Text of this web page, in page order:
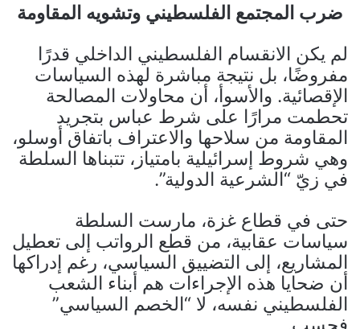
ضرب المجتمع الفلسطيني وتشويه المقاومة
لم يكن الانقسام الفلسطيني الداخلي قدرًا
مفروضًا، بل نتيجة مباشرة لهذه السياسات
الإقصائية. والأسوأ، أن محاولات المصالحة
تحطمت مرارًا على شرط عباس بتجريد
المقاومة من سلاحها والاعتراف باتفاق أوسلو،
وهي شروط إسرائيلية بامتياز، تتبناها السلطة
في زيّ “الشرعية الدولية”.
حتى في قطاع غزة، مارست السلطة
سياسات عقابية، من قطع الرواتب إلى تعطيل
المشاريع، إلى التضييق السياسي، رغم إدراكها
أن ضحايا هذه الإجراءات هم أبناء الشعب
الفلسطيني نفسه، لا “الخصم السياسي”